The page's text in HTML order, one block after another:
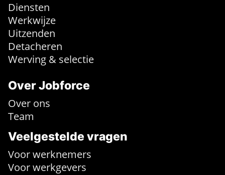
Diensten
Werkwijze
Uitzenden
Detacheren
Werving & selectie
Over Jobforce
Over ons
Team
Veelgestelde vragen
Voor werknemers
Voor werkgevers